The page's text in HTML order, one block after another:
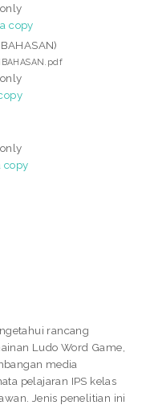
copy
copy
rancang
Ludo Word Game,
media
pelajaran IPS kelas
Jenis penelitian ini